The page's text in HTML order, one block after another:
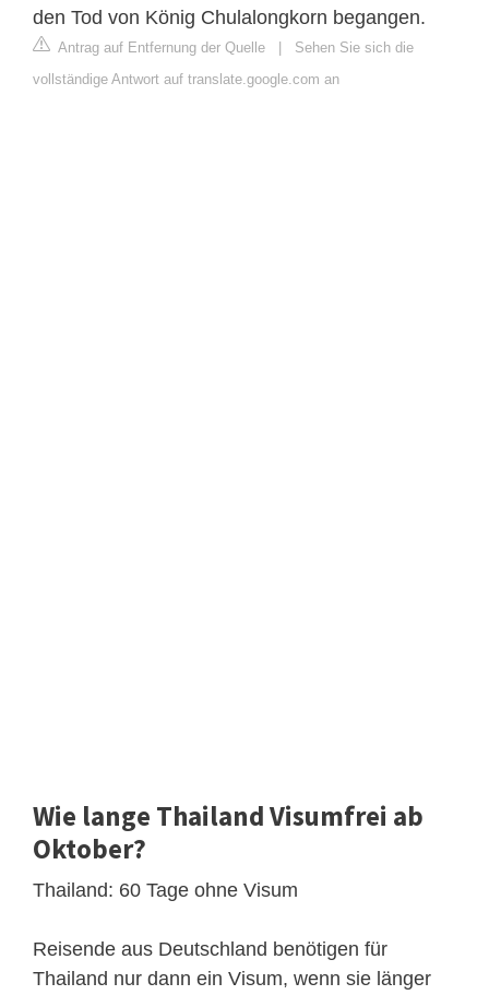
den Tod von König Chulalongkorn begangen.
Antrag auf Entfernung der Quelle | Sehen Sie sich die
vollständige Antwort auf translate.google.com an
Wie lange Thailand Visumfrei ab
Oktober?
Thailand: 60 Tage ohne Visum
Reisende aus Deutschland benötigen für
Thailand nur dann ein Visum, wenn sie länger